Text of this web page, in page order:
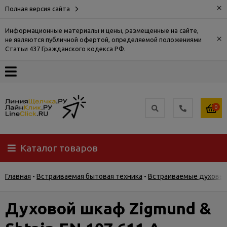
Полная версия сайта ×
Информационные материалы и цены, размещенные на сайте,
не являются публичной офертой, определяемой положениями
Статьи 437 Гражданского кодекса РФ.
×
О
Доставка
Самовывоз
Гарантия
0
Каталог товаров
Главная - Встраиваемая бытовая техника - Встраиваемые
Духовой шкаф Zigmund &